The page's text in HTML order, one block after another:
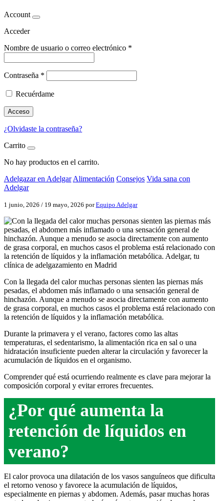
Account
Acceder
Nombre de usuario o correo electrónico *
Contraseña *
Recuérdame
Acceso
¿Olvidaste la contraseña?
Carrito
No hay productos en el carrito.
Adelgazar en Adelgar Alimentación Consejos Vida sana con
Adelgar
1 junio, 2026 / 19 mayo, 2026 porEquipo Adelgar
Con la llegada del calor muchas personas sienten las piernas más
pesadas, el abdomen más inflamado o una sensación general de
hinchazón. Aunque a menudo se asocia directamente con aumento
de grasa corporal, en muchos casos el problema está relacionado con
la retención de líquidos y la inflamación metabólica.
Durante la primavera y el verano, factores como las altas
temperaturas, el sedentarismo, la alimentación rica en sal o una
hidratación insuficiente pueden alterar la circulación y favorecer la
acumulación de líquidos en el organismo.
Comprender qué está ocurriendo realmente es clave para mejorar la
composición corporal y evitar errores frecuentes.
¿Por qué aumenta la
retención de líquidos en
verano?
El calor provoca una dilatación de los vasos sanguíneos que dificulta
el retorno venoso y favorece la acumulación de líquidos,
especialmente en piernas y abdomen. Además, pasar muchas horas